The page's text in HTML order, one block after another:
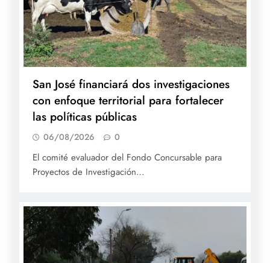
San José financiará dos investigaciones
con enfoque territorial para fortalecer
las políticas públicas
06/08/2026 0
El comité evaluador del Fondo Concursable para
Proyectos de Investigación…